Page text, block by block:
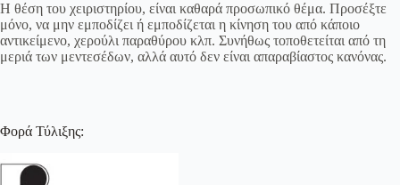
Η θέση του χειριστηρίου, είναι καθαρά προσωπικό θέμα. Προσέξτε
μόνο, να μην εμποδίζει ή εμποδίζεται η κίνηση του από κάποιο
αντικείμενο, χερούλι παραθύρου κλπ. Συνήθως τοποθετείται από τη
μεριά των μεντεσέδων, αλλά αυτό δεν είναι απαραβίαστος κανόνας.
Φορά Τύλιξης: